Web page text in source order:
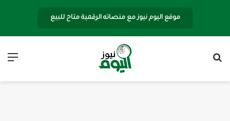
موقع اليوم نيوز مع منصاته الرقمية متاح للبيع